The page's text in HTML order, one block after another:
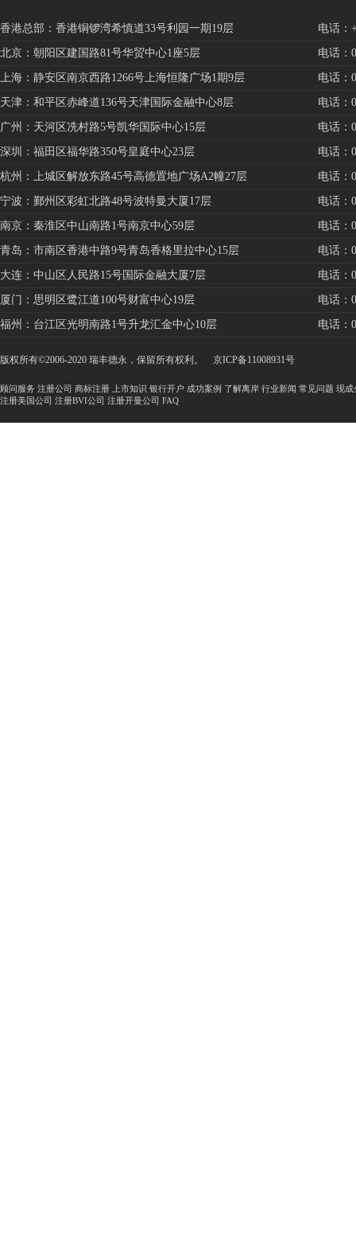
香港总部：香港铜锣湾希慎道33号利园一期19层 电话：
北京：朝阳区建国路81号华贸中心1座5层 电话：
上海：静安区南京西路1266号上海恒隆广场1期9层 电话：
天津：和平区赤峰道136号天津国际金融中心8层 电话：
广州：天河区冼村路5号凯华国际中心15层 电话：
深圳：福田区福华路350号皇庭中心23层 电话：
杭州：上城区解放东路45号高德置地广场A2幢27层 电话：
宁波：鄞州区彩虹北路48号波特曼大厦17层 电话：
南京：秦淮区中山南路1号南京中心59层 电话：
青岛：市南区香港中路9号青岛香格里拉中心15层 电话：
大连：中山区人民路15号国际金融大厦7层 电话：
厦门：思明区鹭江道100号财富中心19层 电话：
福州：台江区光明南路1号升龙汇金中心10层 电话：
版权所有©2006-2020 瑞丰德永，保留所有权利。 京ICP备11008931号
顾问服务 注册公司 商标注册 上市知识 银行开户 成功案例 了解离岸 行业新闻 常见问题 现成
注册美国公司 注册BVI公司 注册开曼公司 FAQ